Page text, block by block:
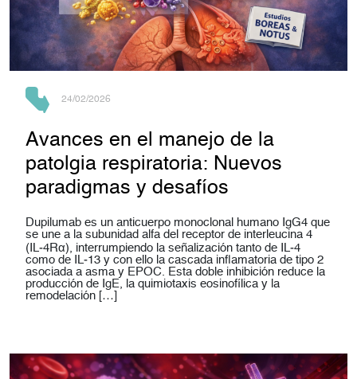
24/02/2026
Avances en el manejo de la
patolgia respiratoria: Nuevos
paradigmas y desafíos
Dupilumab es un anticuerpo monoclonal humano IgG4 que
se une a la subunidad alfa del receptor de interleucina 4
(IL‑4Rα), interrumpiendo la señalización tanto de IL‑4
como de IL‑13 y con ello la cascada inflamatoria de tipo 2
asociada a asma y EPOC. Esta doble inhibición reduce la
producción de IgE, la quimiotaxis eosinofílica y la
remodelación […]